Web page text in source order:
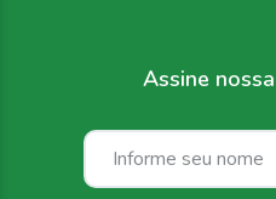
Assine nossa